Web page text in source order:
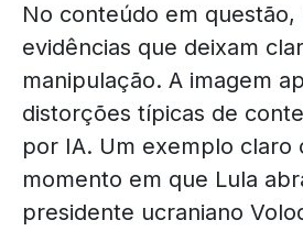
No conteúdo em questão,
evidências que deixam
manipulação. A imagem
distorções típicas de
por IA. Um exemplo claro
momento em que Lula
presidente ucraniano